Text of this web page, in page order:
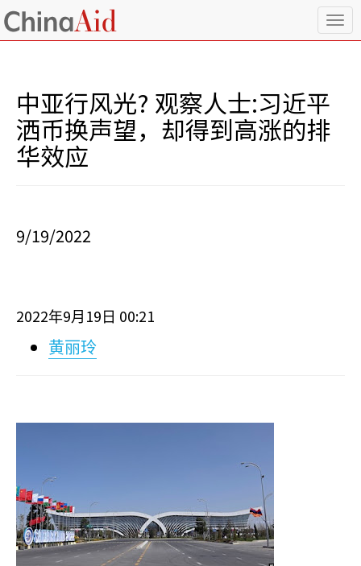
T
o
中亚行风光? 观察人士:习近平
洒币换声望，却得到高涨的排
华效应
9/19/2022
2022年9月 19 日 00:21
黄丽玲